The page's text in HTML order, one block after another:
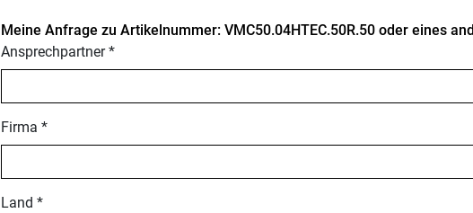
Meine Anfrage zu Artikelnummer: VMC50.04HTEC.50R.50 oder eines
Ansprechpartner *
Firma *
Land *